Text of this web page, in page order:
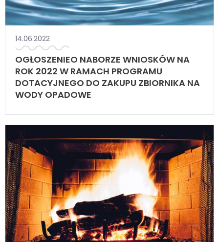
14.06.2022
OGŁOSZENIEO NABORZE WNIOSKÓW NA
ROK 2022 W RAMACH PROGRAMU
DOTACYJNEGO DO ZAKUPU ZBIORNIKA NA
WODY OPADOWE